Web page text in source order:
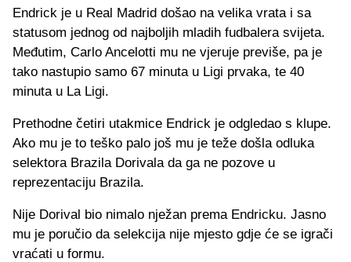
Endrick je u Real Madrid došao na velika vrata i sa
statusom jednog od najboljih mladih fudbalera svijeta.
Međutim, Carlo Ancelotti mu ne vjeruje previše, pa je
tako nastupio samo 67 minuta u Ligi prvaka, te 40
minuta u La Ligi.
Prethodne četiri utakmice Endrick je odgledao s klupe.
Ako mu je to teško palo još mu je teže došla odluka
selektora Brazila Dorivala da ga ne pozove u
reprezentaciju Brazila.
Nije Dorival bio nimalo nježan prema Endricku. Jasno
mu je poručio da selekcija nije mjesto gdje će se igrači
vraćati u formu.